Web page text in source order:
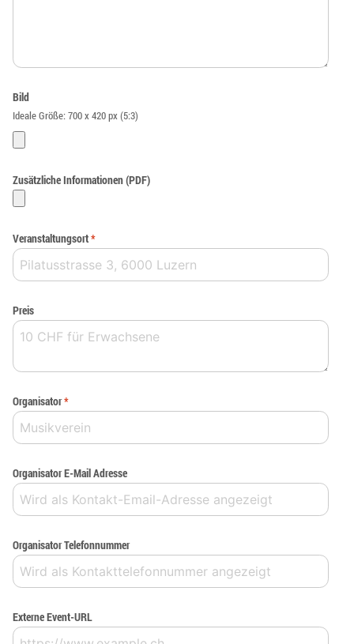
Bild
Ideale Größe: 700 x 420 px (5:3)
Zusätzliche Informationen (PDF)
Veranstaltungsort*
Preis
Organisator*
Organisator E-Mail Adresse
Organisator Telefonnummer
Externe Event-URL